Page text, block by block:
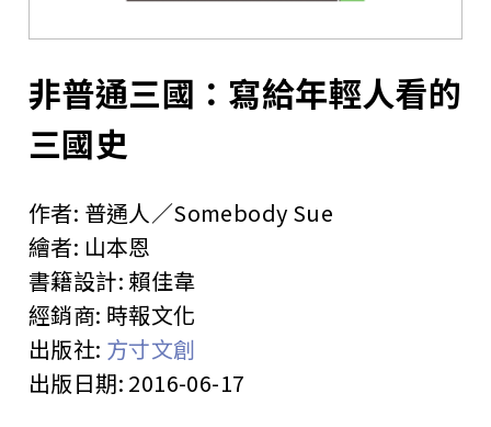
非普通三國：寫給年輕人看的
三國史
作者: 普通人／Somebody Sue
繪者: 山本恩
書籍設計: 賴佳韋
經銷商: 時報文化
出版社: 方寸文創
出版日期: 2016-06-17